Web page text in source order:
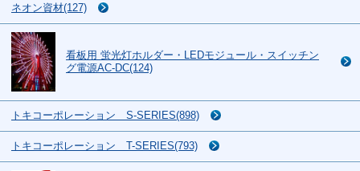
ネオン資材(127)
看板用 蛍光灯ホルダー・LEDモジュール・スイッチン
グ電源AC-DC(124)
トキコーポレーション S-SERIES(898)
トキコーポレーション T-SERIES(793)